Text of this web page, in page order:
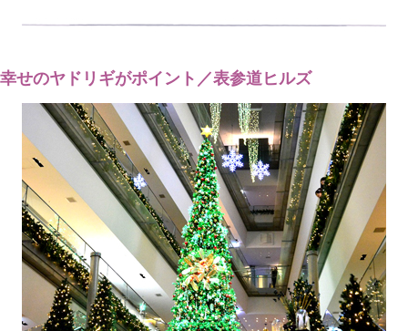
幸せのヤドリギがポイント／表参道ヒルズ